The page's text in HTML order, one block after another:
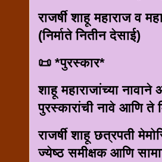
राजर्षी शाहू महाराज व
(निर्माते नितीन देसाई)
📜 *पुरस्कार*
शाहू महाराजांच्या
पुरस्कारांची नावे आणि ते
राजर्षी शाहू छत्रपती
ज्येष्ठ समीक्षक आणि